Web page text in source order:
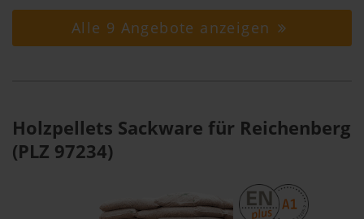
Alle 9 Angebote anzeigen
Holzpellets Sackware für Reichenberg
(PLZ 97234)